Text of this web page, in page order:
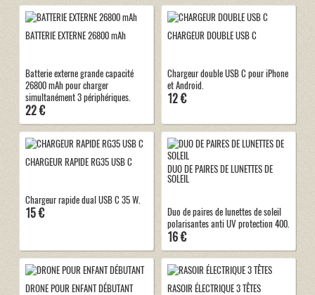
BATTERIE EXTERNE 26800 mAh
Batterie externe grande capacité
26800 mAh pour charger
simultanément 3 périphériques.
22 €
CHARGEUR DOUBLE USB C
Chargeur double USB C pour iPhone
et Android.
12 €
CHARGEUR RAPIDE RG35 USB C
Chargeur rapide dual USB C 35 W.
15 €
DUO DE PAIRES DE LUNETTES DE
SOLEIL
Duo de paires de lunettes de soleil
polarisantes anti UV protection 400.
16 €
DRONE POUR ENFANT DÉBUTANT RASOIR ÉLECTRIQUE 3 TÊTES